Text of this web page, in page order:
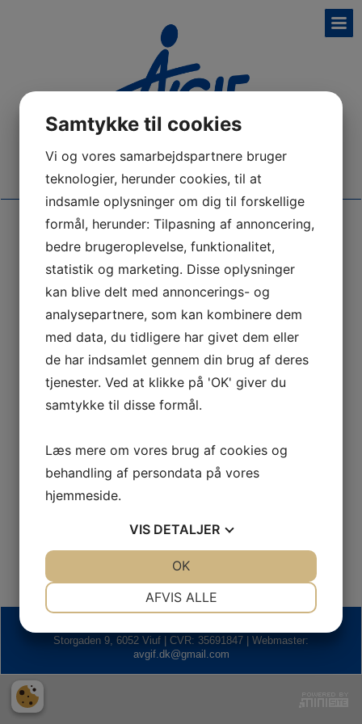
Vedtægter
Idrætsforening(1.5 Mb)
Sponsorer
Storgaden 9, 6052 Viuf | CVR: 35691847 | Webmaster:
avgif.dk@gmail.com
Samtykke til cookies
Vi og vores samarbejdspartnere bruger
teknologier, herunder cookies, til at
indsamle oplysninger om dig til forskellige
formål, herunder: Tilpasning af annoncering,
bedre brugeroplevelse, funktionalitet,
statistik og marketing. Disse oplysninger
kan blive delt med annoncerings- og
analysepartnere, som kan kombinere dem
med data, du tidligere har givet dem eller
de har indsamlet gennem din brug af deres
tjenester. Ved at klikke på 'OK' giver du
samtykke til disse formål.
Læs mere om vores brug af cookies og
behandling af persondata på vores
hjemmeside.
VIS DETALJER
MARKETING STATISTIK
AFVIS ALLE
OK